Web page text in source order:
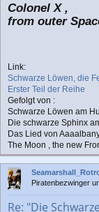
Colonel X ,
from outer
Link:
Schwarze Löwen, die
Erster Teil der Reihe
Gefolgt von :
Schwarze Löwen am
Die schwarze Sphinx
Das Lied von
The Moon , the new
Piratenbezwinger
Re: "Die